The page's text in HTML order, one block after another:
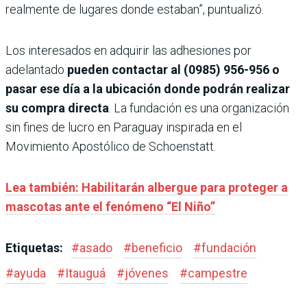
realmente de lugares donde estaban”, puntualizó.
Los interesados en adquirir las adhesiones por
adelantado pueden contactar al (0985) 956-956 o
pasar ese día a la ubicación donde podrán realizar
su compra directa . La fundación es una organización
sin fines de lucro en Paraguay inspirada en el
Movimiento Apostólico de Schoenstatt.
Lea también: Habilitarán albergue para proteger a
mascotas ante el fenómeno “El Niño”
Etiquetas: #asado #beneficio #fundación
#ayuda #Itauguá #jóvenes #campestre